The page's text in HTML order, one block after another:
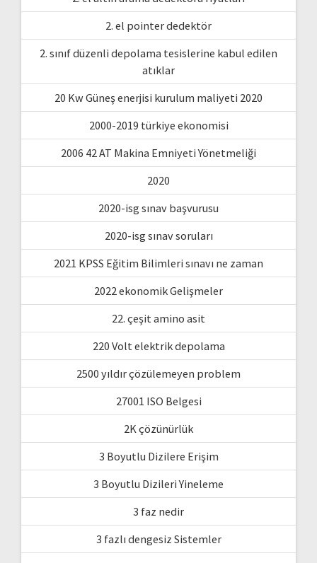
2. el pointer dedektör
2. sınıf düzenli depolama tesislerine kabul edilen
atıklar
20 Kw Güneş enerjisi kurulum maliyeti 2020
2000-2019 türkiye ekonomisi
2006 42 AT Makina Emniyeti Yönetmeliği
2020
2020-isg sınav başvurusu
2020-isg sınav soruları
2021 KPSS Eğitim Bilimleri sınavı ne zaman
2022 ekonomik Gelişmeler
22. çeşit amino asit
220 Volt elektrik depolama
2500 yıldır çözülemeyen problem
27001 ISO Belgesi
2K çözünürlük
3 Boyutlu Dizilere Erişim
3 Boyutlu Dizileri Yineleme
3 faz nedir
3 fazlı dengesiz Sistemler